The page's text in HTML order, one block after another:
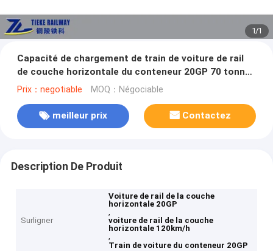
1/1
Capacité de chargement de train de voiture de rail
de couche horizontale du conteneur 20GP 70 tonnes
de 120km/h
Prix：negotiable MOQ：Négociable
meilleur prix Contactez
Description De Produit
Surligner
Voiture de rail de la couche
horizontale 20GP
,
voiture de rail de la couche
horizontale 120km/h
,
Train de voiture du conteneur 20GP